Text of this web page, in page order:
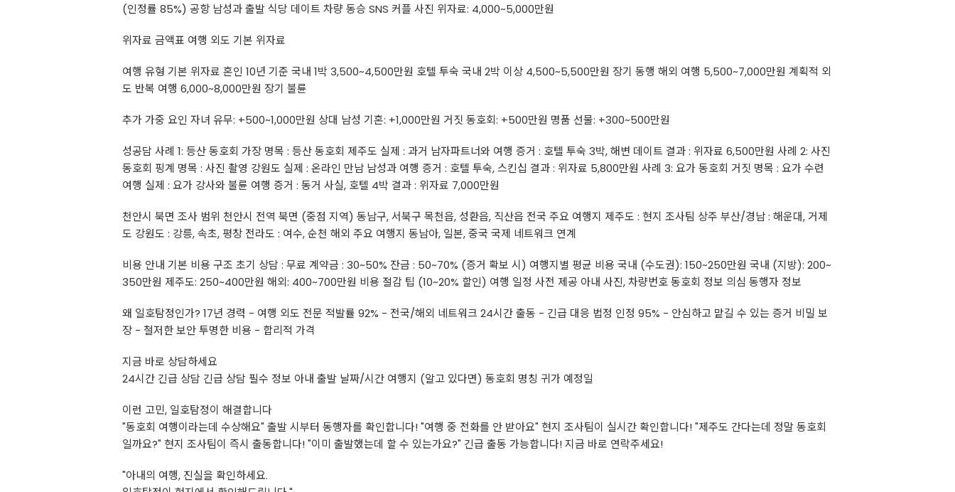
(인정률 85%) 공항 남성과 출발 식당 데이트 차량 동승 SNS 커플 사진 위자료: 4,000~5,000만원
위자료 금액표 여행 외도 기본 위자료
여행 유형 기본 위자료 혼인 10년 기준 국내 1박 3,500~4,500만원 호텔 투숙 국내 2박 이상 4,500~5,500만원 장기 동행 해외 여행 5,500~7,000만원 계획적 외
도 반복 여행 6,000~8,000만원 장기 불륜
추가 가중 요인 자녀 유무: +500~1,000만원 상대 남성 기혼: +1,000만원 거짓 동호회: +500만원 명품 선물: +300~500만원
성공담 사례 1: 등산 동호회 가장 명목 : 등산 동호회 제주도 실제 : 과거 남자파트너와 여행 증거 : 호텔 투숙 3박, 해변 데이트 결과 : 위자료 6,500만원 사례 2: 사진
동호회 핑계 명목 : 사진 촬영 강원도 실제 : 온라인 만남 남성과 여행 증거 : 호텔 투숙, 스킨십 결과 : 위자료 5,800만원 사례 3: 요가 동호회 거짓 명목 : 요가 수련
여행 실제 : 요가 강사와 불륜 여행 증거 : 동거 사실, 호텔 4박 결과 : 위자료 7,000만원
천안시 북면 조사 범위 천안시 전역 북면 (중점 지역) 동남구, 서북구 목천읍, 성환읍, 직산읍 전국 주요 여행지 제주도 : 현지 조사팀 상주 부산/경남 : 해운대, 거제
도 강원도 : 강릉, 속초, 평창 전라도 : 여수, 순천 해외 주요 여행지 동남아, 일본, 중국 국제 네트워크 연계
비용 안내 기본 비용 구조 초기 상담 : 무료 계약금 : 30~50% 잔금 : 50~70% (증거 확보 시) 여행지별 평균 비용 국내 (수도권): 150~250만원 국내 (지방): 200~
350만원 제주도: 250~400만원 해외: 400~700만원 비용 절감 팁 (10~20% 할인) 여행 일정 사전 제공 아내 사진, 차량번호 동호회 정보 의심 동행자 정보
왜 일호탐정인가? 17년 경력 - 여행 외도 전문 적발률 92% - 전국/해외 네트워크 24시간 출동 - 긴급 대응 법정 인정 95% - 안심하고 맡길 수 있는 증거 비밀 보
장 - 철저한 보안 투명한 비용 - 합리적 가격
지금 바로 상담하세요
24시간 긴급 상담 긴급 상담 필수 정보 아내 출발 날짜/시간 여행지 (알고 있다면) 동호회 명칭 귀가 예정일
이런 고민, 일호탐정이 해결합니다
"동호회 여행이라는데 수상해요" 출발 시부터 동행자를 확인합니다! "여행 중 전화를 안 받아요" 현지 조사팀이 실시간 확인합니다! "제주도 간다는데 정말 동호회
일까요?" 현지 조사팀이 즉시 출동합니다! "이미 출발했는데 할 수 있는가요?" 긴급 출동 가능합니다! 지금 바로 연락주세요!
"아내의 여행, 진실을 확인하세요.